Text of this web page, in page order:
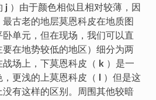
j）由于颜色相似且相对较薄，因
古老的地层莫恩科皮在地质图
卧单元，但在现场，我们可以直
在地势较低的地区）细分为两
场上，下莫恩科皮（ k ）是一
更浅的上莫恩科皮（
）但是这
有这样的区别。周围其他较暗